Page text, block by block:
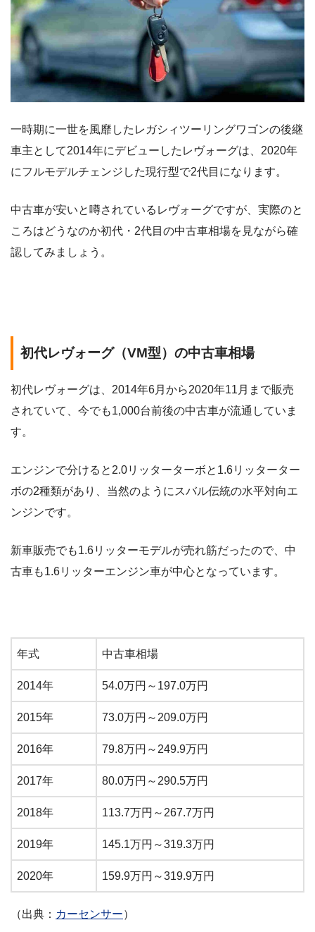
一時期に一世を風靡したレガシィツーリングワゴンの後継
車主として2014年にデビューしたレヴォーグは、2020年
にフルモデルチェンジした現行型で2代目になります。
中古車が安いと噂されているレヴォーグですが、実際のと
ころはどうなのか初代・2代目の中古車相場を見ながら確
認してみましょう。
初代レヴォーグ（VM型）の中古車相場
初代レヴォーグは、2014年6月から2020年11月まで販売
されていて、今でも1,000台前後の中古車が流通していま
す。
エンジンで分けると2.0リッターターボと1.6リッターター
ボの2種類があり、当然のようにスバル伝統の水平対向エ
ンジンです。
新車販売でも1.6リッターモデルが売れ筋だったので、中
古車も1.6リッターエンジン車が中心となっています。
年式 中古車相場
2014年 54.0万円～197.0万円
2015年 73.0万円～209.0万円
2016年 79.8万円～249.9万円
2017年 80.0万円～290.5万円
2018年 113.7万円～267.7万円
2019年 145.1万円～319.3万円
2020年 159.9万円～319.9万円
（出典： カーセンサー）